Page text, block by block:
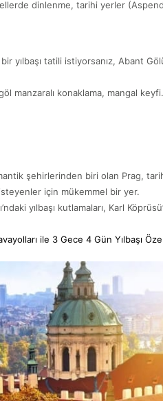
dinlenme, tarihi yerler
yılbaşı tatili istiyorsanız, Abant
manzaralı konaklama, mangal keyfi.
şehirlerinden biri olan Prag,
için mükemmel bir yer.
yılbaşı kutlamaları, Karl
ile 3 Gece 4 Gün Yılbaşı